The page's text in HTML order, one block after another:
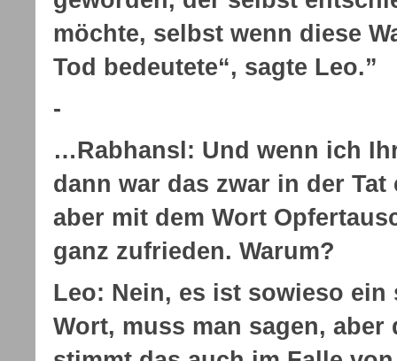
möchte, selbst wenn diese
Tod bedeutete“, sagte Leo.”
-
…Rabhansl: Und wenn ich
dann war das zwar in der Tat
aber mit dem Wort
ganz zufrieden. Warum?
Leo: Nein, es ist sowieso
Wort, muss man sagen, aber